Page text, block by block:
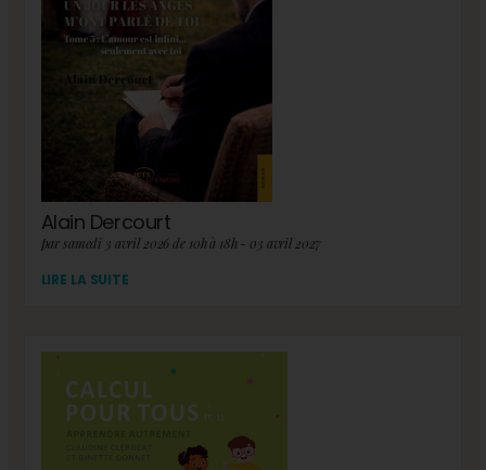
Alain Dercourt
par samedi 3 avril 2026 de 10h à 18h - 03 avril 2027
LIRE LA SUITE